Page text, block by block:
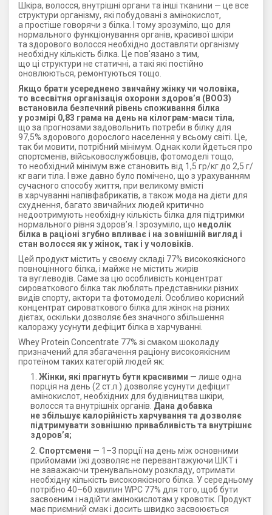
Шкіра, волосся, внутрішні органи та інші тканини — це все
структури організму, які побудовані з амінокислот,
а простіше говорячи з білка. І тому зрозуміло, що для
нормального функціонування органів, красивої шкіри
та здорового волосся необхідно доставляти організму
необхідну кількість білка. Це пов'язано з тим,
що ці структури не статичні, а такі які постійно
оновлюються, ремонтуються тощо.
Якщо брати усереднено звичайну жінку чи чоловіка,
то всесвітня організація охорони здоров’я (ВООЗ)
встановила безпечний рівень споживання білка
у розмірі 0,83 грама на день на кілограм-маси тіла,
що за прогнозами задовольнить потреби в білку для
97,5% здорового дорослого населення у всьому світі. Це,
так би мовити, потрібний мінімум. Однак коли йдеться про
спортсменів, військовослужбовців, фотомоделі тощо,
то необхідний мінімум вже становить від 1,5 гр/кг до 2,5 г/
кг ваги тіла. І вже давно було помічено, що з урахуванням
сучасного способу життя, при великому вмісті
в харчуванні напівфабрикатів, а також мода на дієти для
схуднення, багато звичайних людей критично
недоотримують необхідну кількість білка для підтримки
нормального рівня здоров’я. І зрозуміло, що недолік
білка в раціоні згубно впливає і на зовнішній вигляд і
стан волосся як у жінок, так і у чоловіків.
Цей продукт містить у своєму складі 77% високоякісного
повноцінного білка, і майже не містить жирів
та вуглеводів. Саме за цю особливість концентрат
сироваткового білка так люблять представники різних
видів спорту, актори та фотомоделі. Особливо корисний
концентрат сироваткового білка для жінок на різних
дієтах, оскільки дозволяє без значного збільшення
калоражу усунути дефіцит білка в харчуванні.
Whey Protein Concentrate 77% зі смаком шоколаду
призначений для збагачення раціону високоякісним
протеїном таких категорій людей як:
Жінки, які прагнуть бути красивими — лише одна
порція на день (2 ст.л.) дозволяє усунути дефіцит
амінокислот, необхідних для будівництва шкіри,
волосся та внутрішніх органів. Дана добавка
не збільшує калорійність харчування та дозволяє
підтримувати зовнішню привабливість та внутрішнє
здоров’я;
Спортсмени — 1–3 порції на день між основними
прийомами їжі дозволяє не перевантажуючи ШКТ і
не заважаючи тренувальному розкладу, отримати
необхідну кількість високоякісного білка. У середньому
потрібно 40–60 хвилин WPC 77% для того, щоб бути
засвоєним і надійти амінокислотам у кровотік. Продукт
має приємний смак і досить швидко засвоюється